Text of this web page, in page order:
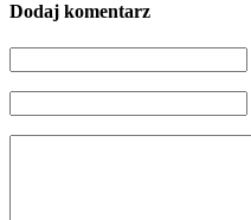
Dodaj komentarz